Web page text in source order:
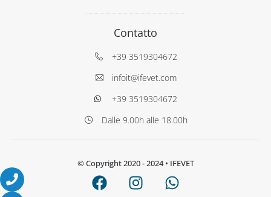
Contatto
+39 3519304672
infoit@ifevet.com
+39 3519304672
Dalle 9.00h alle 18.00h
© Copyright 2020 - 2024• IFEVET